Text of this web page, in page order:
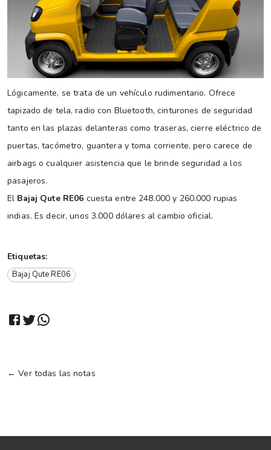
Lógicamente, se trata de un vehículo rudimentario. Ofrece
tapizado de tela, radio con Bluetooth, cinturones de seguridad
tanto en las plazas delanteras como traseras, cierre eléctrico de
puertas, tacómetro, guantera y toma corriente, pero carece de
airbags o cualquier asistencia que le brinde seguridad a los
pasajeros.
El Bajaj Qute RE06 cuesta entre 248.000 y 260.000 rupias
indias. Es decir, unos 3.000 dólares al cambio oficial.
Etiquetas:
Bajaj Qute RE06
← Ver todas las notas